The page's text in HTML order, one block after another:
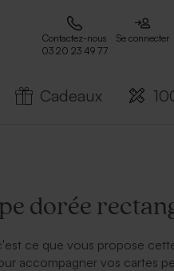
Contactez-nous
03 20 23 49 77
Se connecter
Cadeaux
dorée
ce que vous propose
accompagner vos cartes